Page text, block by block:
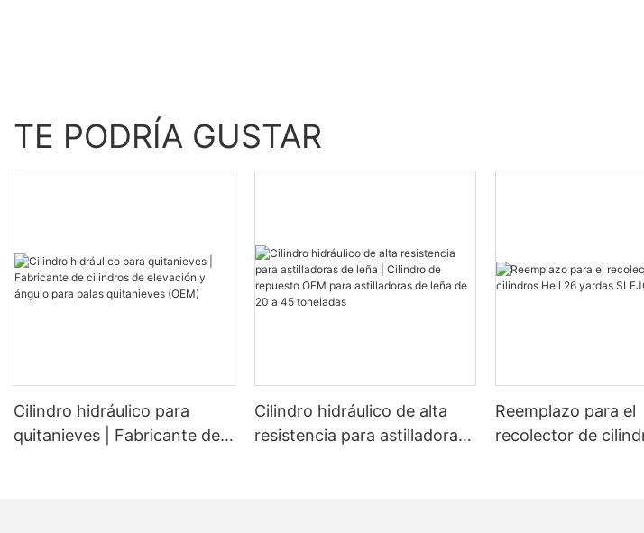
TE PODRÍA GUSTAR
Cilindro hidráulico para
quitanieves | Fabricante de
Cilindro hidráulico de alta
resistencia para astilladoras
Reemplazo para el
recolector de